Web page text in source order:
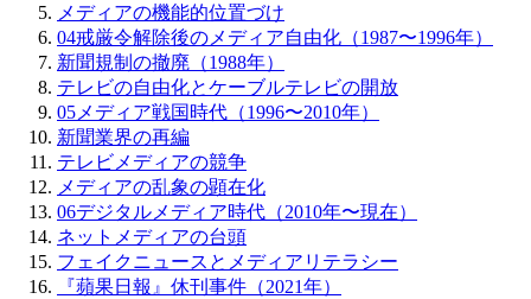
メディアの機能的位置づけ
04戒厳令解除後のメディア自由化（1987〜1996年）
新聞規制の撤廃（1988年）
テレビの自由化とケーブルテレビの開放
05 メディア戦国時代（1996〜2010年）
新聞業界の再編
テレビメディアの競争
メディアの乱象の顕在化
06デジタルメディア時代（2010年〜現在）
ネットメディアの台頭
フェイクニュースとメディアリテラシー
『蘋果日報』休刊事件（2021年）